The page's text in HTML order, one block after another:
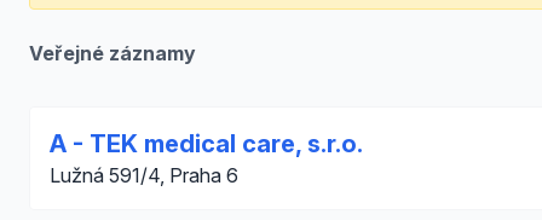
Veřejné záznamy
A - TEK medical care, s.r.o.
Lužná 591/4, Praha 6